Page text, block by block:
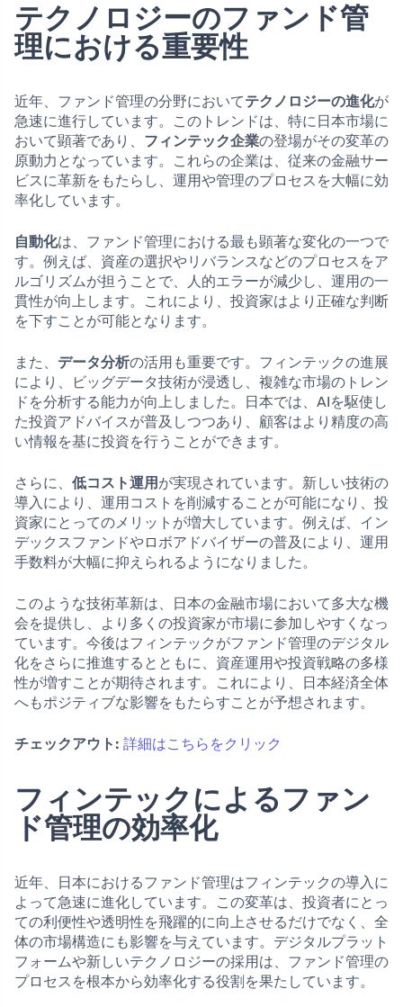
テクノロジーのファンド管
理における重要性
近年、ファンド管理の分野においてテクノロジーの進化が
急速に進行しています。このトレンドは、特に日本市場に
おいて顕著であり、 フィンテック企業の登場がその変革の
原動力となっています。これらの企業は、従来の金融サー
ビスに革新をもたらし、運用や管理のプロセスを大幅に効
率化しています。
自動化は、ファンド管理における最も顕著な変化の一つで
す。例えば、資産の選択やリバランスなどのプロセスをア
ルゴリズムが担うことで、人的エラーが減少し、運用の一
貫性が向上します。これにより、投資家はより正確な判断
を下すことが可能となります。
また、 データ分析の活用も重要です。フィンテックの進展
により、ビッグデータ技術が浸透し、複雑な市場のトレン
ドを分析する能力が向上しました。日本では、AIを駆使し
た投資アドバイスが普及しつつあり、顧客はより精度の高
い情報を基に投資を行うことができます。
さらに、 低コスト運用 が実現されています。新しい技術の
導入により、運用コストを削減することが可能になり、投
資家にとってのメリットが増大しています。例えば、イン
デックスファンドやロボアドバイザーの普及により、運用
手数料が大幅に抑えられるようになりました。
このような技術革新は、日本の金融市場において多大な機
会を提供し、より多くの投資家が市場に参加しやすくなっ
ています。今後はフィンテックがファンド管理のデジタル
化をさらに推進するとともに、資産運用や投資戦略の多様
性が増すことが期待されます。これにより、日本経済全体
へもポジティブな影響をもたらすことが予想されます。
チェックアウト: 詳細はこちらをクリック
フィンテックによるファン
ド管理の効率化
近年、日本におけるファンド管理はフィンテックの導入に
よって急速に進化しています。この変革は、投資者にとっ
ての利便性や透明性を飛躍的に向上させるだけでなく、全
体の市場構造にも影響を与えています。デジタルプラット
フォームや新しいテクノロジーの採用は、ファンド管理の
プロセスを根本から効率化する役割を果たしています。